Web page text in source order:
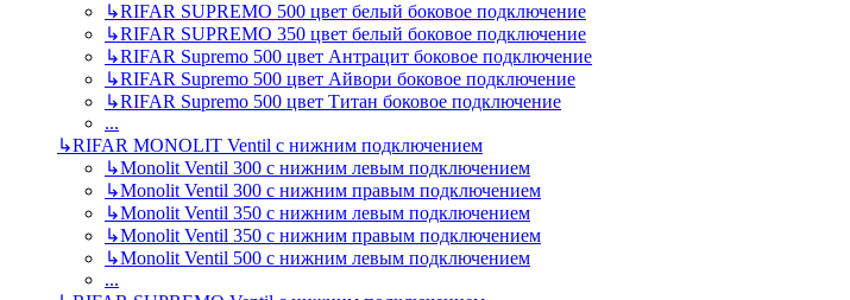
↳RIFAR SUPREMO 500 цвет белый боковое подключение
↳RIFAR SUPREMO 350 цвет белый боковое подключение
↳RIFAR Supremo 500 цвет Антрацит боковое подключение
↳RIFAR Supremo 500 цвет Айвори боковое подключение
↳RIFAR Supremo 500 цвет Титан боковое подключение
...
↳RIFAR MONOLIT Ventil с нижним подключением
↳Monolit Ventil 300 с нижним левым подключением
↳Monolit Ventil 300 с нижним правым подключением
↳Monolit Ventil 350 с нижним левым подключением
↳Monolit Ventil 350 с нижним правым подключением
↳Monolit Ventil 500 с нижним левым подключением
...